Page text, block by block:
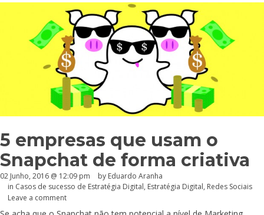
5 empresas que usam o
Snapchat de forma criativa
02 Junho, 2016 @ 12:09 pm by Eduardo Aranha
in Casos de sucesso de Estratégia Digital, Estratégia Digital, Redes Sociais
Leave a comment